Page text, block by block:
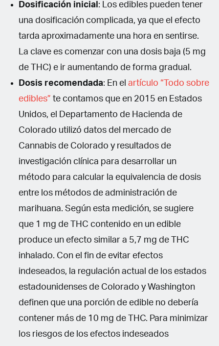
Dosificación inicial : Los edibles pueden tener
una dosificación complicada, ya que el efecto
tarda aproximadamente una hora en sentirse.
La clave es comenzar con una dosis baja (5 mg
de THC) e ir aumentando de forma gradual.
Dosis recomendada: En el artículo “Todo sobre
edibles” te contamos que en 2015 en Estados
Unidos, el Departamento de Hacienda de
Colorado utilizó datos del mercado de
Cannabis de Colorado y resultados de
investigación clínica para desarrollar un
método para calcular la equivalencia de dosis
entre los métodos de administración de
marihuana. Según esta medición, se sugiere
que 1 mg de THC contenido en un edible
produce un efecto similar a 5,7 mg de THC
inhalado. Con el fin de evitar efectos
indeseados, la regulación actual de los estados
estadounidenses de Colorado y Washington
definen que una porción de edible no debería
contener más de 10 mg de THC. Para minimizar
los riesgos de los efectos indeseados